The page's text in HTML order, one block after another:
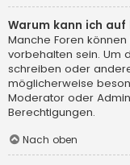
Warum kann ich auf
Manche Foren
vorbehalten sein. Um
schreiben oder
möglicherweise
Moderator oder
Berechtigungen.
Nach oben